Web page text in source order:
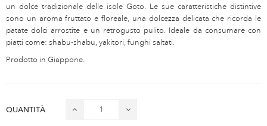
un dolce tradizionale delle isole Goto. Le sue caratteristiche distintive
sono un aroma fruttato e floreale, una dolcezza delicata che ricorda le
patate dolci arrostite e un retrogusto pulito. Ideale da consumare con
piatti come: shabu-shabu, yakitori, funghi saltati.
Prodotto in Giappone.
QUANTITÀ